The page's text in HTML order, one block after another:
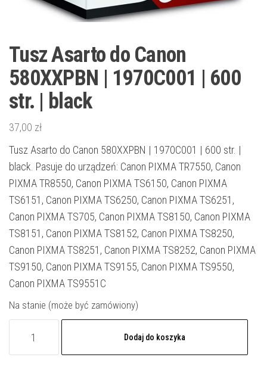
Tusz Asarto do Canon
580XXPBN | 1970C001 | 600
str. | black
37,00 zł
Tusz Asarto do Canon 580XXPBN | 1970C001 | 600 str. |
black. Pasuje do urządzeń: Canon PIXMA TR7550, Canon
PIXMA TR8550, Canon PIXMA TS6150, Canon PIXMA
TS6151, Canon PIXMA TS6250, Canon PIXMA TS6251,
Canon PIXMA TS705, Canon PIXMA TS8150, Canon PIXMA
TS8151, Canon PIXMA TS8152, Canon PIXMA TS8250,
Canon PIXMA TS8251, Canon PIXMA TS8252, Canon PIXMA
TS9150, Canon PIXMA TS9155, Canon PIXMA TS9550,
Canon PIXMA TS9551C
Na stanie (może być zamówiony)
Dodaj do koszyka